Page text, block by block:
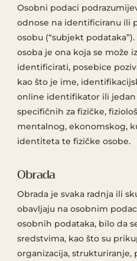
Osobni podaci
odnose na identificiranu ili
osobu (“subjekt
osoba je ona koja se može
identificirati, posebice
kao što je ime,
online identifikator ili
specifičnih za fizičke,
mentalnog, ekonomskog,
identiteta te fizičke osobe.
Obrada
Obrada je svaka radnja ili
obavljaju na osobnim
osobnih podataka, bilo da
sredstvima, kao što su
organizacija, strukturiranje,